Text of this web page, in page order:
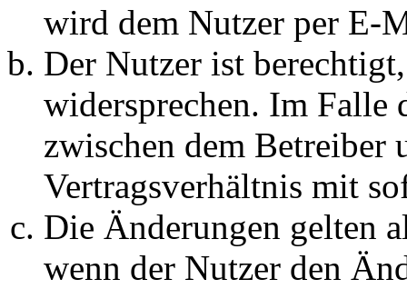
wird dem Nutzer per E-
Der Nutzer ist
widersprechen. Im Falle
zwischen dem Betreiber
Vertragsverhältnis mit
Die Änderungen gelten
wenn der Nutzer den